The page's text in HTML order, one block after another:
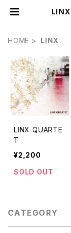
HOME LINX
LINX QUARTE
T
¥2,200
SOLD OUT
CATEGORY